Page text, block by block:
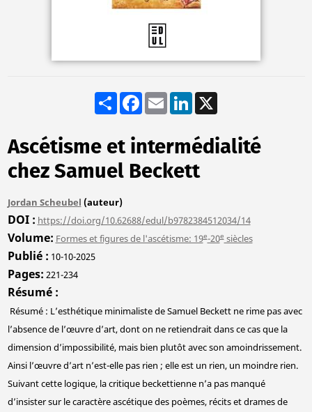
Share Facebook
Email LinkedIn
Ascétisme et intermédialité
chez Samuel Beckett
Jordan Scheubel (auteur)
DOI https://doi.org/10.62688/edul/b9782384512034/14
Volume Formes et figures de l'ascétisme: 19e-20esiècles
Publié 10-10-2025
Pages 221-234
Résumé
Résumé : L’esthétique minimaliste de Samuel Beckett ne rime pas avec
l’absence de l’œuvre d’art, dont on ne retiendrait dans ce cas que la
dimension d’impossibilité, mais bien plutôt avec son amoindrissement.
Ainsi l’œuvre d’art n’est-elle pas rien ; elle est un rien, un moindre rien.
Suivant cette logique, la critique beckettienne n’a pas manqué
d’insister sur le caractère ascétique des poèmes, récits et drames de